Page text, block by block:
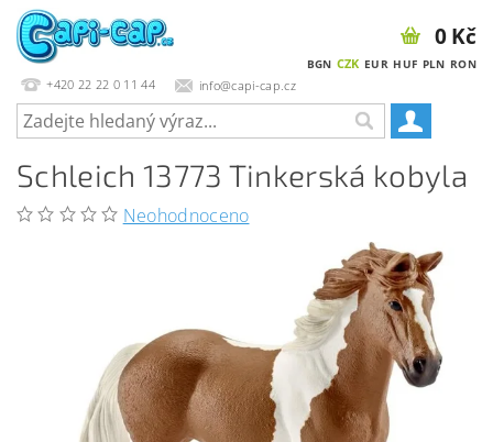
+420 22 22 0 11 44 info@capi-cap.cz
BGN CZK EUR HUF PLN RON
0 Kč
Schleich 13773 Tinkerská kobyla
Neohodnoceno